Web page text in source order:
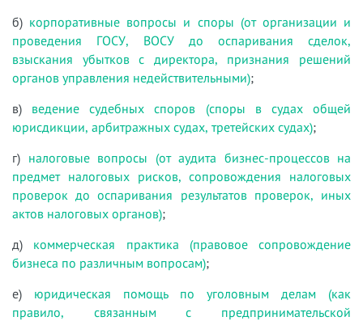
б) корпоративные вопросы и споры (от организации и
проведения ГОСУ, ВОСУ до оспаривания сделок,
взыскания убытков с директора, признания решений
органов управления недействительными);
в) ведение судебных споров (споры в судах общей
юрисдикции, арбитражных судах, третейских судах);
г) налоговые вопросы (от аудита бизнес-процессов на
предмет налоговых рисков, сопровождения налоговых
проверок до оспаривания результатов проверок, иных
актов налоговых органов);
д) коммерческая практика (правовое сопровождение
бизнеса по различным вопросам);
е) юридическая помощь по уголовным делам (как
правило, связанным с предпринимательской